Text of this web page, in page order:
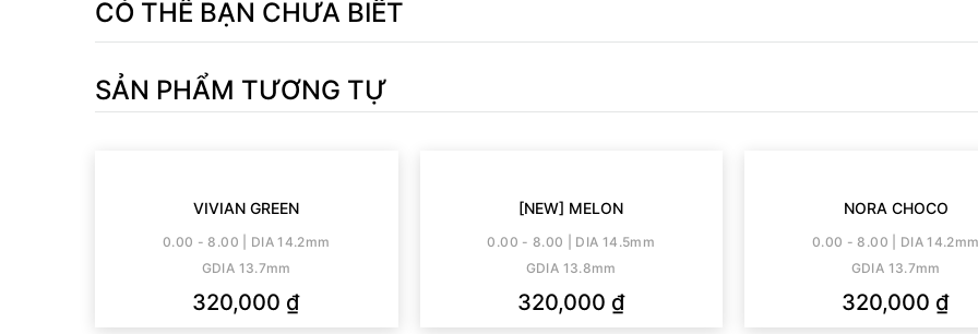
– Nếu bạn cận đều, vui lòng chọn x2 số lượng theo độ cận của mình. Nếu cận lệch, lần lượt chọn theo độ cận của
từng mắt (chọn số lượng 2 chiếc để đủ 1 cặp lens)
CÓ THỂ BẠN CHƯA BIẾT
SẢN PHẨM TƯƠNG TỰ
VIVIAN GREEN
0.00 - 8.00 | DIA 14.2mm
GDIA 13.7mm
320,000 ₫
[NEW] MELON
0.00 - 8.00 | DIA 14.5mm
GDIA 13.8mm
320,000 ₫
NORA CHOCO
0.00 - 8.00 | DIA 14.2mm
GDIA 13.7mm
320,000 ₫